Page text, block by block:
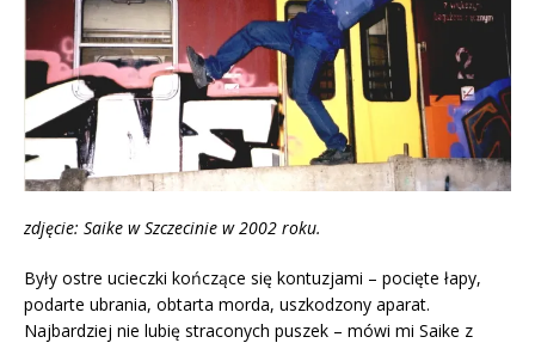
zdjęcie: Saike w Szczecinie w 2002 roku.
Były ostre ucieczki kończące się kontuzjami – pocięte łapy,
podarte ubrania, obtarta morda, uszkodzony aparat.
Najbardziej nie lubię straconych puszek – mówi mi Saike z